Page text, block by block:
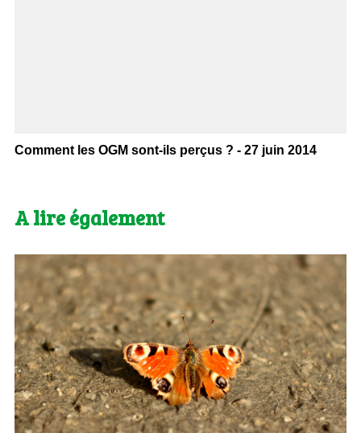
Comment les OGM sont-ils perçus ? - 27 juin 2014
A lire également